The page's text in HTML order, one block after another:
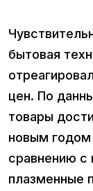
бытовая
цен. По
товары
новым
сравнению с
плазменные